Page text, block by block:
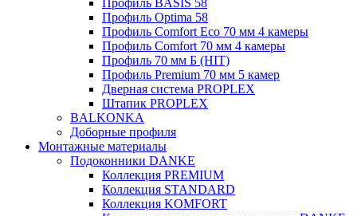
Профиль BASIS 58
Профиль Optima 58
Профиль Comfort Eco 70 мм 4 камеры
Профиль Comfort 70 мм 4 камеры
Профиль 70 мм Б (HIT)
Профиль Premium 70 мм 5 камер
Дверная система PROPLEX
Штапик PROPLEX
BALKONKA
Доборные профиля
Монтажные материалы
Подоконники DANKE
Коллекция PREMIUM
Коллекция STANDARD
Коллекция KOMFORT